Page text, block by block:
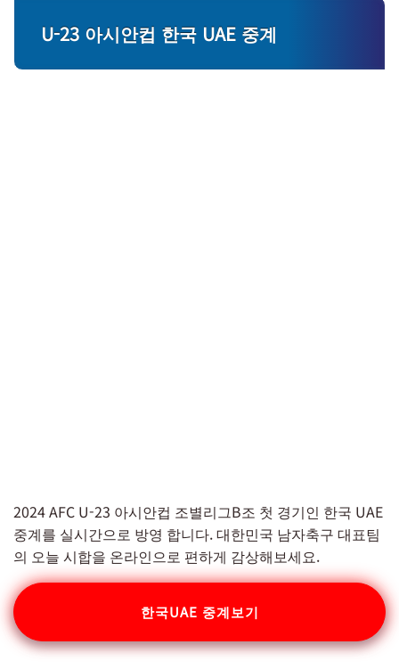
U-23 아시안컵 한국 UAE 중계
2024 AFC U-23 아시안컵 조별리그B조 첫 경기인 한국 UAE
중계를 실시간으로 방영 합니다. 대한민국 남자축구 대표팀
의 오늘 시합을 온라인으로 편하게 감상해보세요.
한국UAE 중계보기